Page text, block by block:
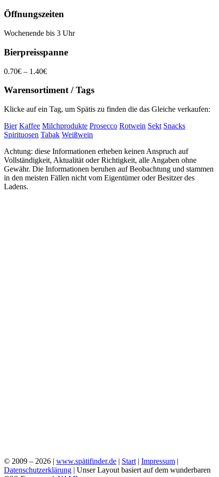
Öffnungszeiten
Wochenende bis 3 Uhr
Bierpreisspanne
0.70€ – 1.40€
Warensortiment / Tags
Klicke auf ein Tag, um Spätis zu finden die das Gleiche verkaufen:
Bier Kaffee Milchprodukte Prosecco Rotwein Sekt Snacks
Spirituosen Tabak Weißwein
Achtung: diese Informationen erheben keinen Anspruch auf
Vollständigkeit, Aktualität oder Richtigkeit, alle Angaben ohne
Gewähr. Die Informationen beruhen auf Beobachtung und stammen
in den meisten Fällen nicht vom Eigentümer oder Besitzer des
Ladens.
© 2009 – 2026 | www.spätifinder.de | Start | Impressum |
Datenschutzerklärung | Unser Layout basiert auf dem wunderbaren